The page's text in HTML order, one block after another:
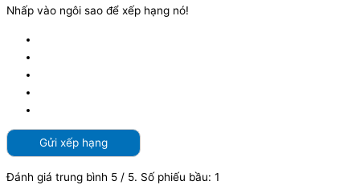
Nhấp vào ngôi sao để xếp hạng nó!
Gửi xếp hạng
Đánh giá trung bình 5 / 5. Số phiếu bầu: 1